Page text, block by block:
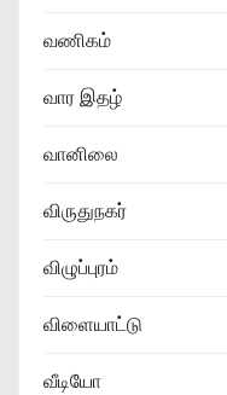
வணிகம்
வார இதழ்
வானிலை
விருதுநகர்
விழுப்புரம்
விளையாட்டு
வீடியோ